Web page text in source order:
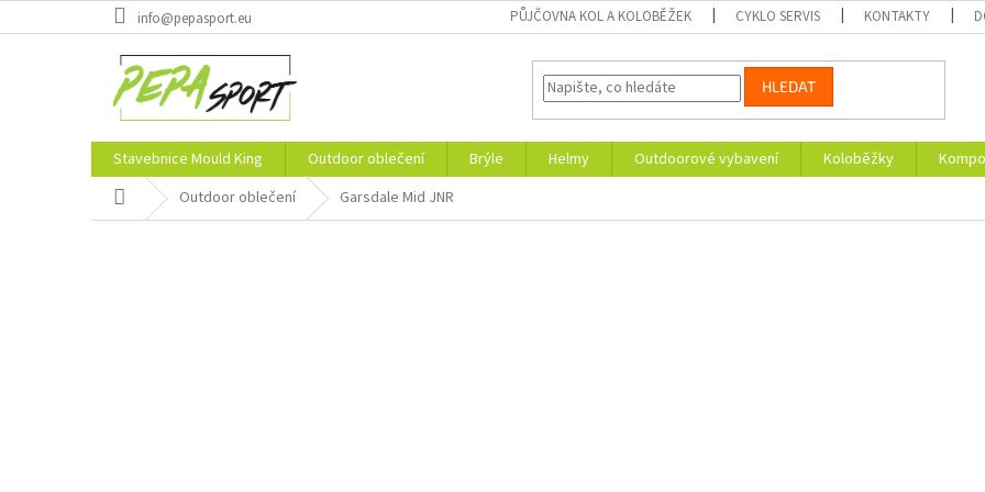
na
info@pepasport.eu PŮJČOVNA KOL A KOLOBĚŽEK CYKLO SERVIS KONTAKTY
HLEDAT
Stavebnice Mould King Outdoor oblečení Brýle Helmy Outdoorové vybavení Koloběžky
Domů Outdoor oblečení Garsdale Mid JNR